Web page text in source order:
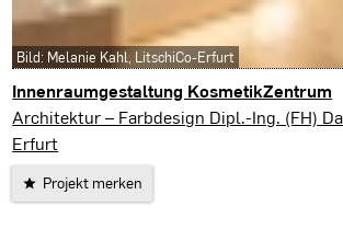
Innenraumgestaltung KosmetikZentrum
Erfurt
Architektur – Farbdesign Dipl.-Ing. (FH)
Erfurt
Projekt merken
Bild: Melanie Kahl, LitschiCo-Erfurt